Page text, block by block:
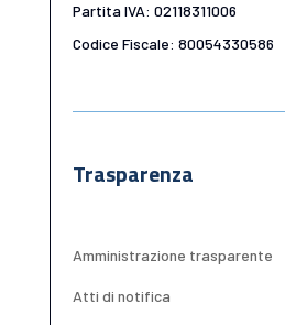
Partita IVA: 02118311006
Codice Fiscale: 80054330586
Trasparenza
Amministrazione trasparente
Atti di notifica